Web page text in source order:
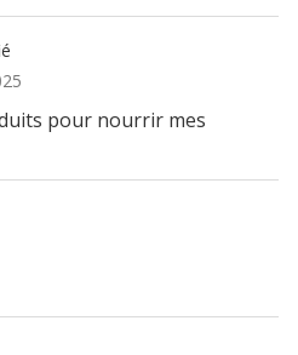
pour nourrir mes